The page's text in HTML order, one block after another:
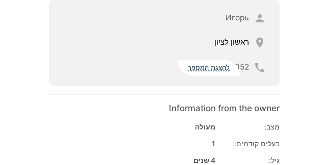
Игорь
ראשון לציון
052 להצגת המספר
Information from the owner
מצב:
מעולה
בעלים קודמים:
1
גיל:
4 שנים